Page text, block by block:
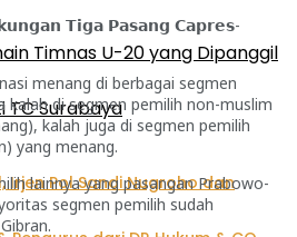
Timnas U-20 yang Dipanggil
TC Surabaya
𝗧𝗶𝗴𝗮 𝗣𝗮𝘀𝗮𝗻𝗴 𝗖𝗮𝗽𝗿𝗲𝘀-
menang di berbagai segmen
kalah di segmen pemilih non-muslim
kalah juga di segmen pemilih
yang menang.
lainnya yang pasangan Prabowo-
segmen pemilih sudah